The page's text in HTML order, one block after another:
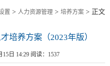
置 > 人力资源管理 > 培养方案 > 正文
培养方案（2023年版）
日 14:29 阅读： 1537